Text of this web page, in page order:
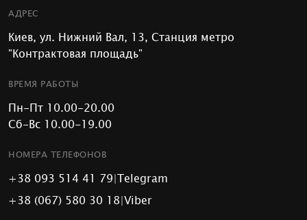
АДРЕС
Киев, ул. Нижний Вал, 13, Станция метро
"Контрактовая площадь"
ВРЕМЯ РАБОТЫ
Пн-Пт 10.00-20.00
Сб-Вс 10.00-19.00
НОМЕРА ТЕЛЕФОНОВ
+38 093 514 41 79|Telegram
+38 (067) 580 30 18|Viber